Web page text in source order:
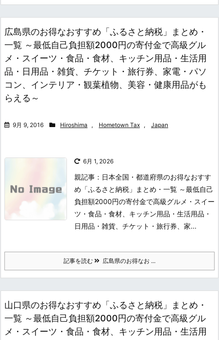
広島県のお得なおすすめ「ふるさと納税」まとめ・
一覧 ～最低自己負担額2000円の寄付金で高級グル
メ・スイーツ・食品・食材、キッチン用品・生活用
品・日用品・雑貨、チケット・旅行券、家電・パソ
コン、インテリア・観葉植物、美容・健康用品がも
らえる～
9月 9, 2016 Hiroshima , Hometown Tax , Japan
6月 1, 2026
親記事：日本全国・都道府県のお得なおすす
め「ふるさと納税」まとめ・一覧 ～最低自己
負担額2000円の寄付金で高級グルメ・スイー
ツ・食品・食材、キッチン用品・生活用品・
日用品・雑貨、チケット・旅行券、家...
記事を読む 広島県のお得なお ...
山口県のお得なおすすめ「ふるさと納税」まとめ・
一覧 ～最低自己負担額2000円の寄付金で高級グル
メ・スイーツ・食品・食材、キッチン用品・生活用